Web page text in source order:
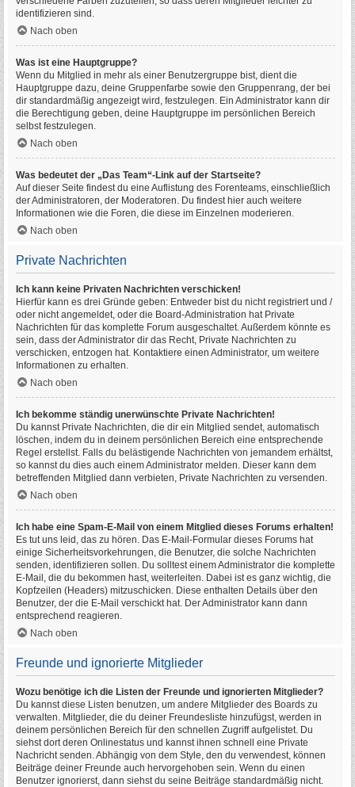
identifizieren sind.
Nach oben
Was ist eine Hauptgruppe?
Wenn du Mitglied in mehr als einer Benutzergruppe bist, dient die
Hauptgruppe dazu, deine Gruppenfarbe sowie den Gruppenrang, der bei
dir standardmäßig angezeigt wird, festzulegen. Ein Administrator kann dir
die Berechtigung geben, deine Hauptgruppe im persönlichen Bereich
selbst festzulegen.
Nach oben
Was bedeutet der „Das Team“-Link auf der Startseite?
Auf dieser Seite findest du eine Auflistung des Forenteams, einschließlich
der Administratoren, der Moderatoren. Du findest hier auch weitere
Informationen wie die Foren, die diese im Einzelnen moderieren.
Nach oben
Private Nachrichten
Ich kann keine Privaten Nachrichten verschicken!
Hierfür kann es drei Gründe geben: Entweder bist du nicht registriert und /
oder nicht angemeldet, oder die Board-Administration hat Private
Nachrichten für das komplette Forum ausgeschaltet. Außerdem könnte es
sein, dass der Administrator dir das Recht, Private Nachrichten zu
verschicken, entzogen hat. Kontaktiere einen Administrator, um weitere
Informationen zu erhalten.
Nach oben
Ich bekomme ständig unerwünschte Private Nachrichten!
Du kannst Private Nachrichten, die dir ein Mitglied sendet, automatisch
löschen, indem du in deinem persönlichen Bereich eine entsprechende
Regel erstellst. Falls du belästigende Nachrichten von jemandem erhältst,
so kannst du dies auch einem Administrator melden. Dieser kann dem
betreffenden Mitglied dann verbieten, Private Nachrichten zu versenden.
Nach oben
Ich habe eine Spam-E-Mail von einem Mitglied dieses Forums erhalten!
Es tut uns leid, das zu hören. Das E-Mail-Formular dieses Forums hat
einige Sicherheitsvorkehrungen, die Benutzer, die solche Nachrichten
senden, identifizieren sollen. Du solltest einem Administrator die komplette
E-Mail, die du bekommen hast, weiterleiten. Dabei ist es ganz wichtig, die
Kopfzeilen (Headers) mitzuschicken. Diese enthalten Details über den
Benutzer, der die E-Mail verschickt hat. Der Administrator kann dann
entsprechend reagieren.
Nach oben
Freunde und ignorierte Mitglieder
Wozu benötige ich die Listen der Freunde und ignorierten Mitglieder?
Du kannst diese Listen benutzen, um andere Mitglieder des Boards zu
verwalten. Mitglieder, die du deiner Freundesliste hinzufügst, werden in
deinem persönlichen Bereich für den schnellen Zugriff aufgelistet. Du
siehst dort deren Onlinestatus und kannst ihnen schnell eine Private
Nachricht senden. Abhängig von dem Style, den du verwendest, können
Beiträge deiner Freunde auch hervorgehoben sein. Wenn du einen
Benutzer ignorierst, dann siehst du seine Beiträge standardmäßig nicht.